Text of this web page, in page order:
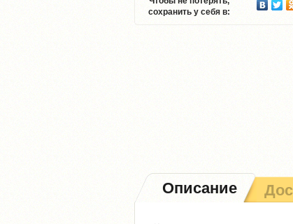
сохранить у себя в:
Описание